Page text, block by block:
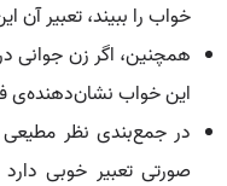
خواب را ببیند، تعبیر
همچنین، اگر زن جوانی
این خواب نشان‌دهنده‌ی
در جمع‌بندی نظر
صورتی تعبیر خوبی